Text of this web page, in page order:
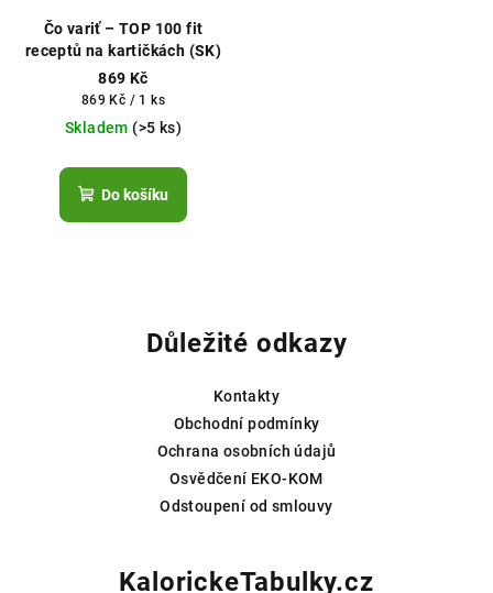
Čo variť – TOP 100 fit
receptů na kartičkách (SK)
869 Kč
Měrná
cena:
869 Kč / 1 ks
Skladem (>5 ks)
Do košíku
Důležité odkazy
Kontakty
Obchodní podmínky
Ochrana osobních údajů
Osvědčení EKO-KOM
Odstoupení od smlouvy
KalorickeTabulky.cz